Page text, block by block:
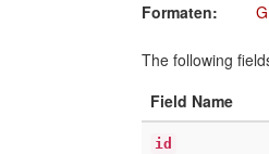
Formaten:
The following
Field Name
id